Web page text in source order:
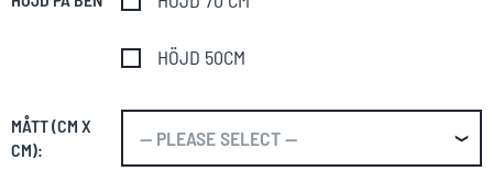
HÖJD 50CM
MÅTT (CM X
CM):